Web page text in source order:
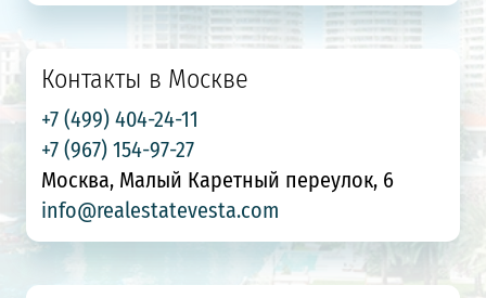
Контакты в Москве
+7 (499) 404-24-11
+7 (967) 154-97-27
Москва, Малый Каретный переулок, 6
info@realestatevesta.com